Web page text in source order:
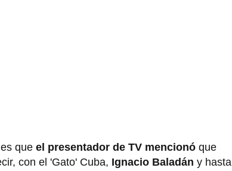
que el presentador de TV mencionó que
con el 'Gato' Cuba, Ignacio Baladán y hasta